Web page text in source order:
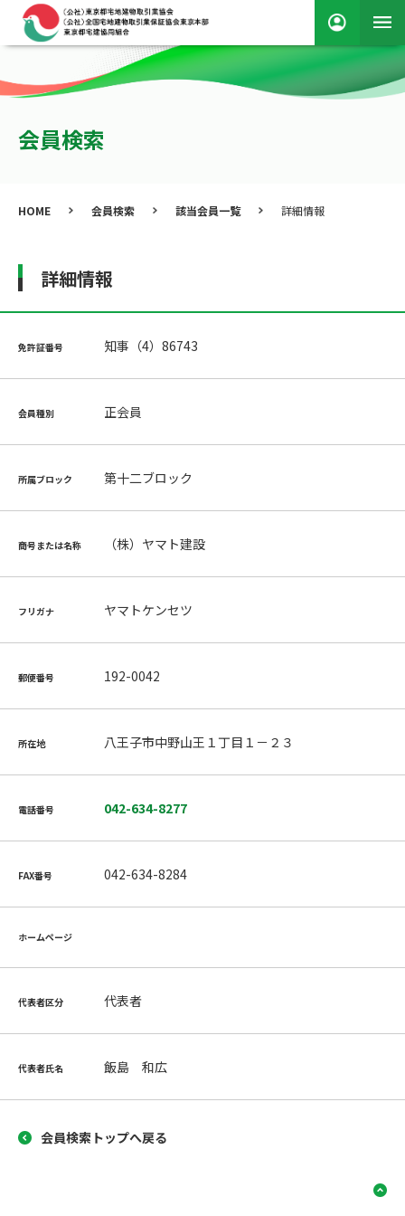
会員検索
HOME 会員検索 該当会員一覧 詳細情報
詳細情報
免許証番号 知事（4）86743
会員種別 正会員
所属ブロック 第十二ブロック
商号または名称 （株）ヤマト建設
フリガナ ヤマトケンセツ
郵便番号 192-0042
所在地 八王子市中野山王１丁目１－２３
電話番号 042-634-8277
FAX番号 042-634-8284
ホームページ
代表者区分 代表者
代表者氏名 飯島 和広
会員検索トップへ戻る